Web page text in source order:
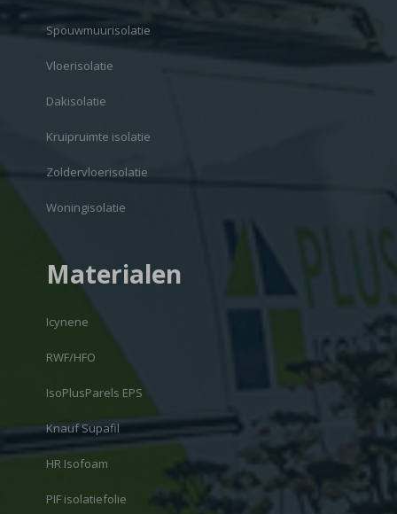
Spouwmuurisolatie
Vloerisolatie
Dakisolatie
Kruipruimte isolatie
Zoldervloerisolatie
Woningisolatie
Materialen
Icynene
RWF/HFO
IsoPlusParels EPS
Knauf Supafil
HR Isofoam
PIF isolatiefolie